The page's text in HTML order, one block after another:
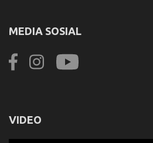
MEDIA SOSIAL
VIDEO